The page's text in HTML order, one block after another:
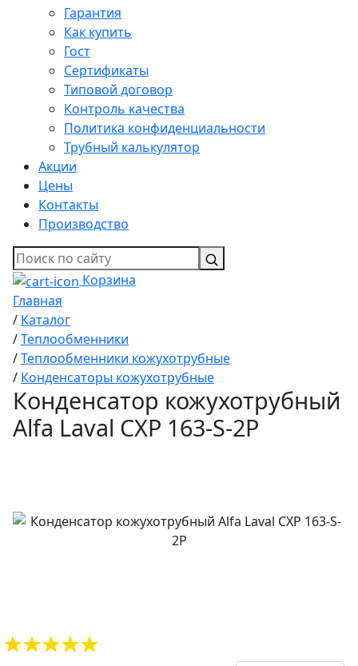
Гарантия
Как купить
Гост
Сертификаты
Типовой договор
Контроль качества
Политика конфиденциальности
Трубный калькулятор
Акции
Цены
Контакты
Производство
Корзина
Главная
/ Каталог
/Теплообменники
/Теплообменники кожухотрубные
/ Конденсаторы кожухотрубные
Конденсатор кожухотрубный
Alfa Laval CXP 163-S-2P